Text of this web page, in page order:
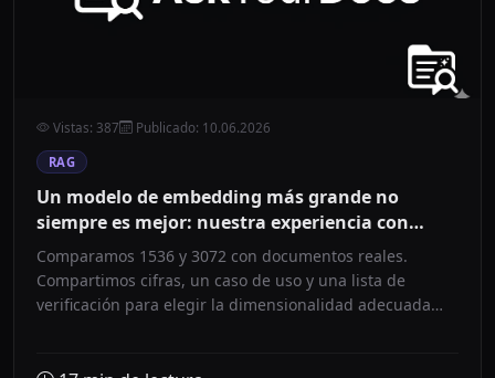
Vistas: 387 Publicado: 10.06.2026
RAG
Un modelo de embedding más grande no
siempre es mejor: nuestra experiencia con
documentos corporativos
Comparamos 1536 y 3072 con documentos reales.
Compartimos cifras, un caso de uso y una lista de
verificación para elegir la dimensionalidad adecuada